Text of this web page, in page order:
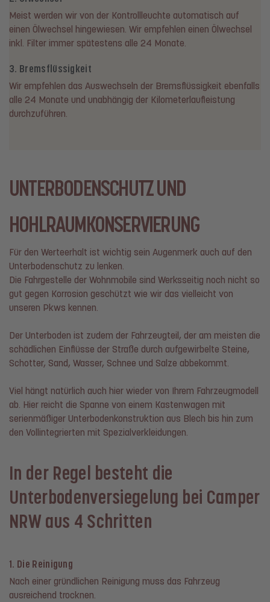
Meist werden wir von der Kontrollleuchte automatisch auf
einen Ölwechsel hingewiesen. Wir empfehlen einen Ölwechsel
inkl. Filter immer spätestens alle 24 Monate.
3. Bremsflüssigkeit
Wir empfehlen das Auswechseln der Bremsflüssigkeit ebenfalls
alle 24 Monate und unabhängig der Kilometerlaufleistung
durchzuführen.
UNTERBODENSCHUTZ UND
HOHLRAUMKONSERVIERUNG
Für den Werteerhalt ist wichtig sein Augenmerk auch auf den
Unterbodenschutz zu lenken.
Die Fahrgestelle der Wohnmobile sind Werksseitig noch nicht so
gut gegen Korrosion geschützt wie wir das vielleicht von
unseren Pkws kennen.
Der Unterboden ist zudem der Fahrzeugteil, der am meisten die
schädlichen Einflüsse der Straße durch aufgewirbelte Steine,
Schotter, Sand, Wasser, Schnee und Salze abbekommt.
Viel hängt natürlich auch hier wieder von Ihrem Fahrzeugmodell
ab. Hier reicht die Spanne von einem Kastenwagen mit
serienmäßiger Unterbodenkonstruktion aus Blech bis hin zum
den Vollintegrierten mit Spezialverkleidungen.
In der Regel besteht die
Unterbodenversiegelung bei Camper
NRW aus 4 Schritten
1. Die Reinigung
Nach einer gründlichen Reinigung muss das Fahrzeug
ausreichend trocknen.